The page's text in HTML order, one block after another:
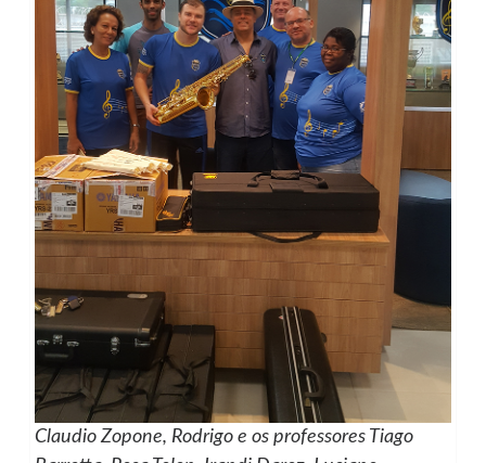
Claudio Zopone, Rodrigo e os professores Tiago